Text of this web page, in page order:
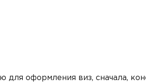
для оформления виз, сначала,